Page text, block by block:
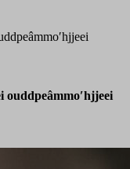
ouddpeâmmoʹhjjeei